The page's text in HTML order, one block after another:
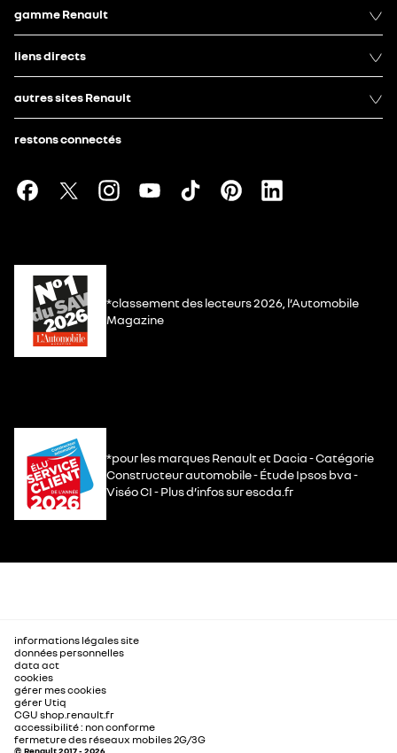
gamme Renault
liens directs
autres sites Renault
restons connectés
*classement des lecteurs 2026, l’Automobile
Magazine
*pour les marques Renault et Dacia - Catégorie
Constructeur automobile - Étude Ipsos bva -
Viséo CI - Plus d’infos sur escda.fr
informations légales site
données personnelles
data act
cookies
gérer mes cookies
gérer Utiq
CGU shop.renault.fr
accessibilité : non conforme
fermeture des réseaux mobiles 2G/3G
© Renault 2017 - 2026